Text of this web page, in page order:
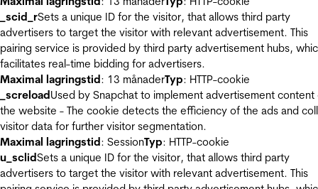
_scid_rSets a unique ID for the visitor, that allows third party
advertisers to target the visitor with relevant advertisement. This
pairing service is provided by third party advertisement hubs,
facilitates real-time bidding for advertisers.
Maximal lagringstid: 13 månaderTyp: HTTP-cookie
_screloadUsed by Snapchat to implement advertisement content
the website - The cookie detects the efficiency of the ads and
visitor data for further visitor segmentation.
Maximal lagringstid: SessionTyp: HTTP-cookie
u_sclidSets a unique ID for the visitor, that allows third party
advertisers to target the visitor with relevant advertisement. This